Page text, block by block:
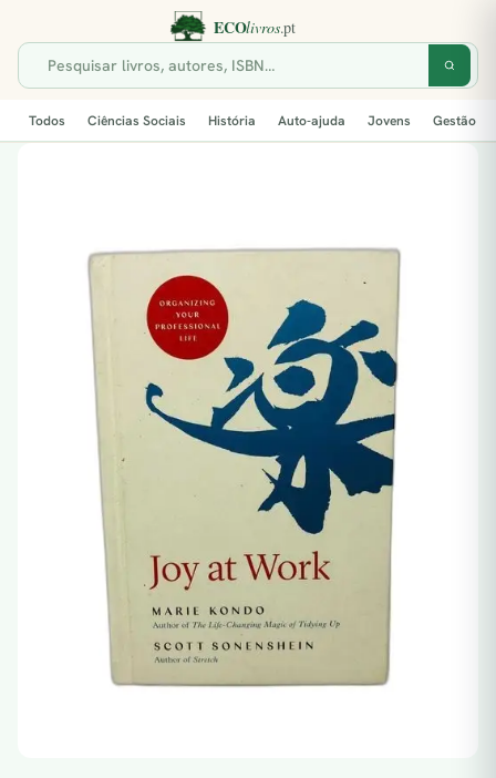
Todos Ciências Sociais História Auto-ajuda Jovens Gestão